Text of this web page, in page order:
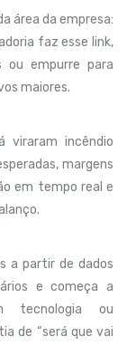
área da empresa:
faz esse link,
ou empurre para
maiores.
viraram incêndio
margens
em tempo real e
a partir de dados
e começa a
tecnologia ou
de “será que vai